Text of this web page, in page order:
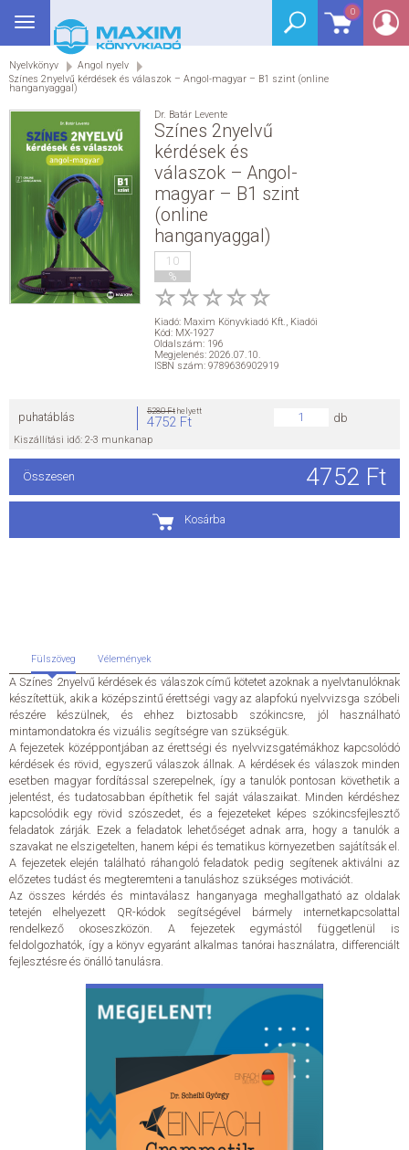
0
Toggle
navigation
Nyelvkönyv
Angol nyelv
Színes 2nyelvű kérdések és válaszok – Angol-magyar – B1 szint (online
hanganyaggal)
Dr. Batár Levente
Színes 2nyelvű
kérdések és
válaszok – Angol-
magyar – B1 szint
(online
hanganyaggal)
10
%
Kiadó: Maxim Könyvkiadó Kft., Kiadói
Kód: MX-1927
Oldalszám: 196
Megjelenés: 2026.07.10.
ISBN szám: 9789636902919
Kosárba
puhatáblás 5280 Fthelyett
4752 Ft db
Kiszállítási idő: 2-3 munkanap
Összesen 4752 Ft
Fülszöveg Vélemények
A Színes 2nyelvű kérdések és válaszok című kötetet azoknak a nyelvtanulóknak
készítettük, akik a középszintű érettségi vagy az alapfokú nyelvvizsga szóbeli
részére készülnek, és ehhez biztosabb szókincsre, jól használható
mintamondatokra és vizuális segítségre van szükségük.
A fejezetek középpontjában az érettségi és nyelvvizsgatémákhoz kapcsolódó
kérdések és rövid, egyszerű válaszok állnak. A kérdések és válaszok minden
esetben magyar fordítással szerepelnek, így a tanulók pontosan követhetik a
jelentést, és tudatosabban építhetik fel saját válaszaikat. Minden kérdéshez
kapcsolódik egy rövid szószedet, és a fejezeteket képes szókincsfejlesztő
feladatok zárják. Ezek a feladatok lehetőséget adnak arra, hogy a tanulók a
szavakat ne elszigetelten, hanem képi és tematikus környezetben sajátítsák el.
A fejezetek elején található ráhangoló feladatok pedig segítenek aktiválni az
előzetes tudást és megteremteni a tanuláshoz szükséges motivációt.
Az összes kérdés és mintaválasz hanganyaga meghallgatható az oldalak
tetején elhelyezett QR-kódok segítségével bármely internetkapcsolattal
rendelkező okoseszközön. A fejezetek egymástól függetlenül is
feldolgozhatók, így a könyv egyaránt alkalmas tanórai használatra, differenciált
fejlesztésre és önálló tanulásra.
BEJELENTKEZÉS
SEGÉDKÖNYV
NYELVKÖNYV
GRIMM SZÓTÁR
DREAM KÖNYVEK
E-KÖNYVEK
AKCIÓ
ÁLTALÁNOS SZERZŐDÉSI FELTÉTELEK